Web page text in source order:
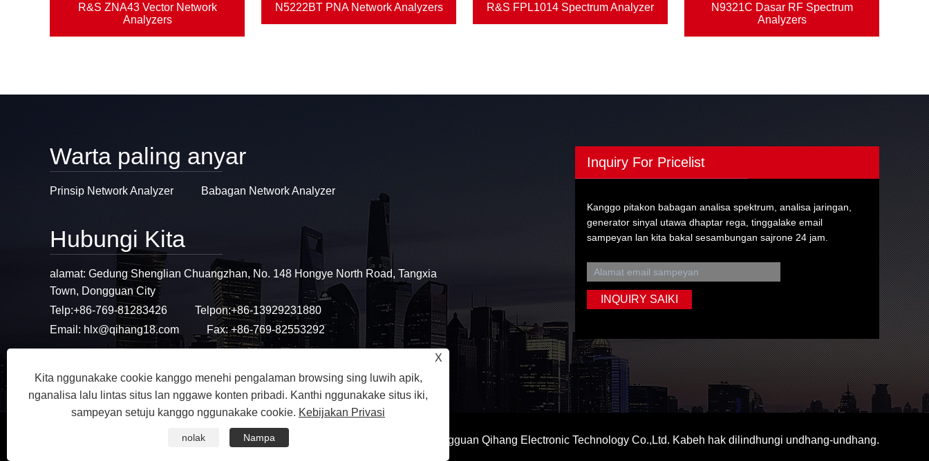
R&S ZNA43 Vector Network
Analyzers
N5222BT PNA Network Analyzers R&S FPL1014 Spectrum Analyzer
N9321C Dasar RF Spectrum
Analyzers
Warta paling anyar
Prinsip Network Analyzer Babagan Network Analyzer
Hubungi Kita
alamat: Gedung Shenglian Chuangzhan, No. 148 Hongye North Road, Tangxia
Town, Dongguan City
Telp:+86-769-81283426 Telpon:+86-13929231880
Email: hlx@qihang18.com Fax: +86-769-82553292
Inquiry For Pricelist
Kanggo pitakon babagan analisa spektrum, analisa jaringan,
generator sinyal utawa dhaptar rega, tinggalake email
sampeyan lan kita bakal sesambungan sajrone 24 jam.
Hak Cipta © 2023 Dongguan Qihang Electronic Technology Co.,Ltd. Kabeh hak dilindhungi undhang-undhang.
RSS XML Privacy Policy
X
Kita nggunakake cookie kanggo menehi pengalaman browsing sing luwih apik,
nganalisa lalu lintas situs lan nggawe konten pribadi. Kanthi nggunakake situs iki,
sampeyan setuju kanggo nggunakake cookie. Kebijakan Privasi
nolak Nampa